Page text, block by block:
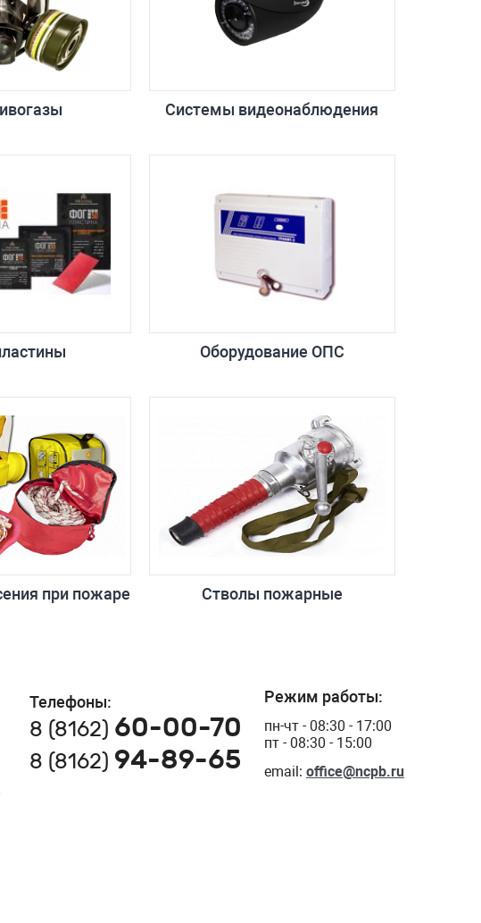
Системы видеонаблюдения
Оборудование ОПС
при пожаре Стволы пожарные
Телефоны:
8 (8162) 60-00-70
8 (8162) 94-89-65
Режим работы:
пн-чт - 08:30 - 17:00
пт - 08:30 - 15:00
email: office@ncpb.ru